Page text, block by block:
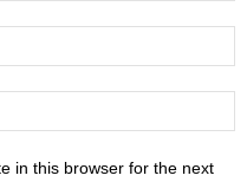
in this browser for the next